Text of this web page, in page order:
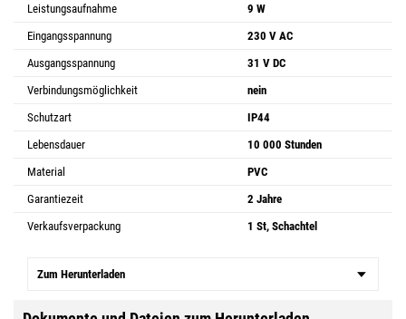
Leistungsaufnahme
9 W
Eingangsspannung
230 V AC
Ausgangsspannung
31 V DC
Verbindungsmöglichkeit
nein
Schutzart
IP44
Lebensdauer
10 000 Stunden
Material
PVC
Garantiezeit
2 Jahre
Verkaufsverpackung
1 St, Schachtel
Zum Herunterladen